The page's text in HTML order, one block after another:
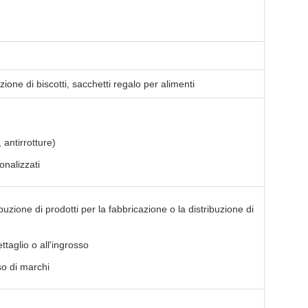
di biscotti, sacchetti regalo per alimenti
antirrotture)
di prodotti per la fabbricazione o la distribuzione di
o all'ingrosso
di marchi